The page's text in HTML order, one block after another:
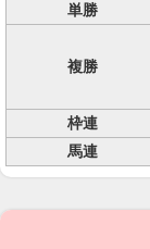
単勝
複勝
枠連
馬連